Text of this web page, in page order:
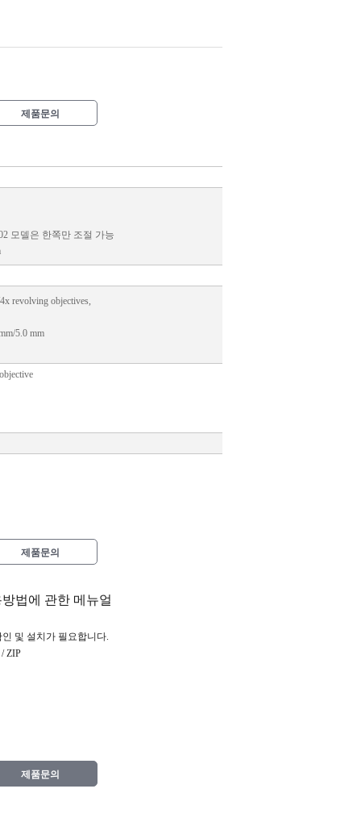
제품문의
모델은 한쪽만 조절 가능
revolving objectives,
5.0 mm
제품문의
법에 관한 메뉴얼
및 설치가 필요합니다.
ZIP
제품문의